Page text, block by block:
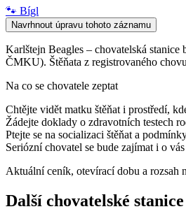
🐾 Bígl
Navrhnout úpravu tohoto záznamu
Karlštejn Beagles – chovatelská
ČMKU). Štěňata z registrovaného
Na co se chovatele zeptat
Chtějte vidět matku štěňat i prostředí,
Žádejte doklady o zdravotních testech
Ptejte se na socializaci štěňat a
Seriózní chovatel se bude zajímat i o
Aktuální ceník, otevírací dobu a rozsah
Další chovatelské stanice